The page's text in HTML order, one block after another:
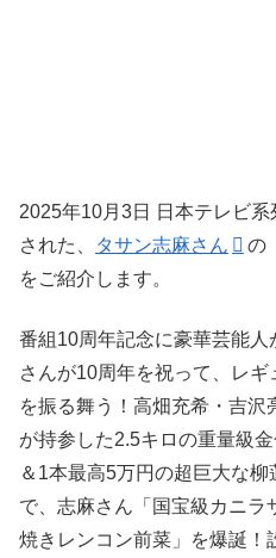
2025年10月3日 日本テレビ
された、
タサン志麻さん
の
をご紹介します。
番組10周年記念に豪華芸能
さんが10周年を祝って、レ
を振る舞う！高畑充希・吉
が持参した2.5キロの重量級
＆1本最高5万円の超巨大な
で、志麻さん「国宝級カニ
焼きレンコン前菜」を爆誕！